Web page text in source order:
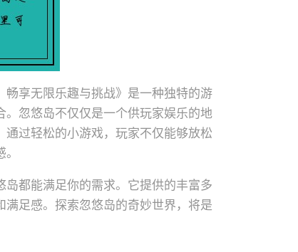
享无限乐趣与挑战》是一种独特的游
忽悠岛不仅仅是一个供玩家娱乐的地
过轻松的小游戏，玩家不仅能够放松
都能满足你的需求。它提供的丰富多
足感。探索忽悠岛的奇妙世界，将是